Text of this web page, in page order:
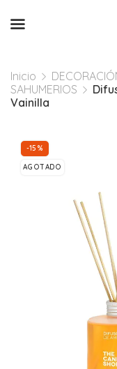
Inicio
SAHUMERIOS
Vainilla
-15%
AGOTADO